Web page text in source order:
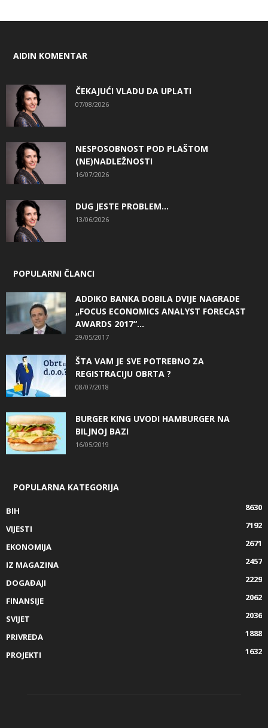
AIDIN KOMENTAR
ČEKAJUĆI VLADU DA UPLATI
07/08/2026
NESPOSOBNOST POD PLAŠTOM
(NE)NADLEŽNOSTI
16/07/2026
DUG JESTE PROBLEM…
13/06/2026
POPULARNI ČLANCI
ADDIKO BANKA DOBILA DVIJE NAGRADE
„FOCUS ECONOMICS ANALYST FORECAST
AWARDS 2017“...
29/05/2017
ŠTA VAM JE SVE POTREBNO ZA
REGISTRACIJU OBRTA ?
08/07/2018
BURGER KING UVODI HAMBURGER NA
BILJNOJ BAZI
16/05/2019
POPULARNA KATEGORIJA
BIH
8630
VIJESTI
7192
EKONOMIJA
2671
IZ MAGAZINA
2457
DOGAĐAJI
2229
FINANSIJE
2062
SVIJET
2036
PRIVREDA
1888
PROJEKTI
1632